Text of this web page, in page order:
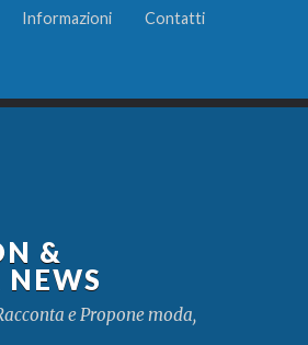
Informazioni Contatti
&
e Propone moda,